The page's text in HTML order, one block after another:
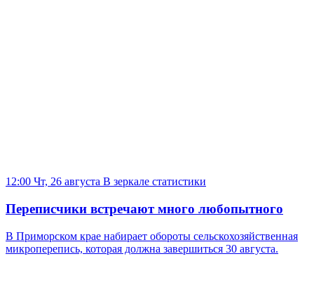
12:00 Чт, 26 августа В зеркале статистики
Переписчики встречают много любопытного
В Приморском крае набирает обороты сельскохозяйственная
микроперепись, которая должна завершиться 30 августа.